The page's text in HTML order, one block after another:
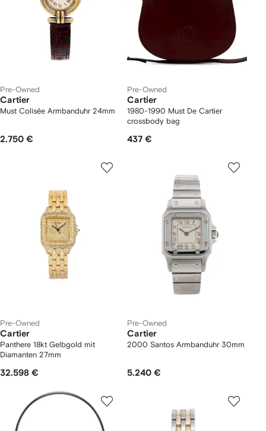
Pre-Owned
Cartier
Must Colisée Armbanduhr 24mm
2.750 €
Pre-Owned
Cartier
1980-1990 Must De Cartier
crossbody bag
437 €
Pre-Owned
Cartier
Panthere 18kt Gelbgold mit
Diamanten 27mm
32.598 €
Pre-Owned
Cartier
2000 Santos Armbanduhr 30mm
5.240 €